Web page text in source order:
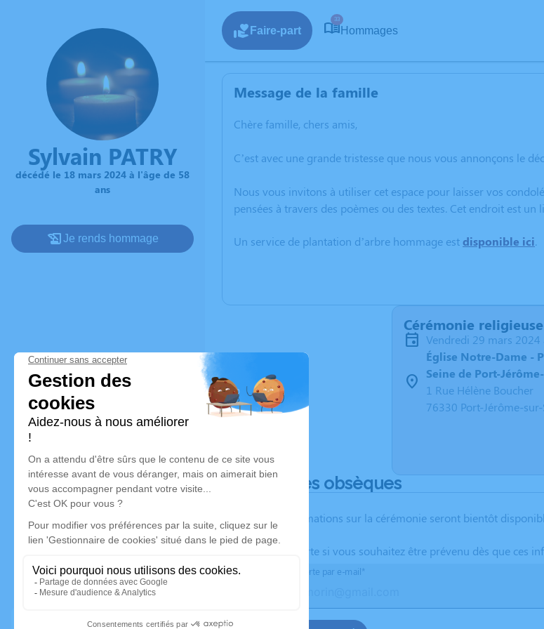
Sylvain PATRY
décédé le 18 mars 2024 à l'âge de 58
ans
Je rends hommage
Faire-part
33
Hommages
Message de la famille
Chère famille, chers amis,
C’est avec une grande tristesse que nous vous annonçons le
Nous vous invitons à utiliser cet espace pour laisser vos
pensées à travers des poèmes ou des textes. Cet endroit est
Un service de plantation d’arbre hommage estdisponible ici.
Cérémonie religieuse
vendredi 29 mars
Église Notre-Dame -
Seine de Port-
1 Rue Hélène Boucher
76330 Port-Jérôme-
Déroulé des obsèques
Les informations sur la cérémonie seront bientôt
Activez une alerte si vous souhaitez être prévenu dès que ces
Recevoir une alerte par e-mail*